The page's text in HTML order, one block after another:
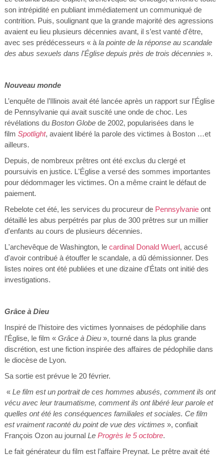
son intrépidité en publiant immédiatement un communiqué de
contrition. Puis, soulignant que la grande majorité des agressions
avaient eu lieu plusieurs décennies avant, il s’est vanté d'être,
avec ses prédécesseurs « àla pointe de la réponse au scandale
des abus sexuels dans l'Église depuis près de trois décennies ».
Nouveau monde
L’enquête de l’Illinois avait été lancée après un rapport sur l'Église
de Pennsylvanie qui avait suscité une onde de choc. Les
révélations du Boston Globede 2002, popularisées dans le
film Spotlight, avaient libéré la parole des victimes à Boston …et
ailleurs.
Depuis, de nombreux prêtres ont été exclus du clergé et
poursuivis en justice. L'Église a versé des sommes importantes
pour dédommager les victimes. On a même craint le défaut de
paiement.
Rebelote cet été, les services du procureur de Pennsylvanie ont
détaillé les abus perpétrés par plus de 300 prêtres sur un millier
d'enfants au cours de plusieurs décennies.
L'archevêque de Washington, le cardinal Donald Wuerl, accusé
d'avoir contribué à étouffer le scandale, a dû démissionner. Des
listes noires ont été publiées et une dizaine d'États ont initié des
investigations.
Grâce à Dieu
Inspiré de l’histoire des victimes lyonnaises de pédophilie dans
l’Église, le film « Grâce à Dieu », tourné dans la plus grande
discrétion, est une fiction inspirée des affaires de pédophilie dans
le diocèse de Lyon.
Sa sortie est prévue le 20 février.
« Le film est un portrait de ces hommes abusés, comment ils ont
vécu avec leur traumatisme, comment ils ont libéré leur parole et
quelles ont été les conséquences familiales et sociales. Ce film
est vraiment raconté du point de vue des victimes », confiait
François Ozon au journal Le Progrès le 5 octobre.
Le fait générateur du film est l’affaire Preynat. Le prêtre avait été